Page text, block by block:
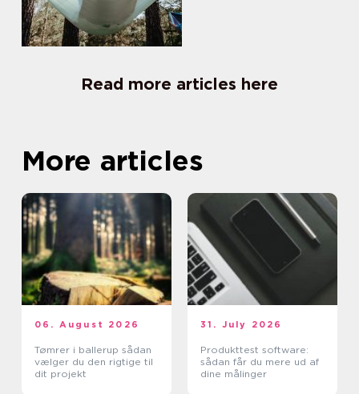
Read more articles here
More articles
06. August 2026
Tømrer i ballerup sådan
vælger du den rigtige til
dit projekt
31. July 2026
Produkttest software:
sådan får du mere ud af
dine målinger